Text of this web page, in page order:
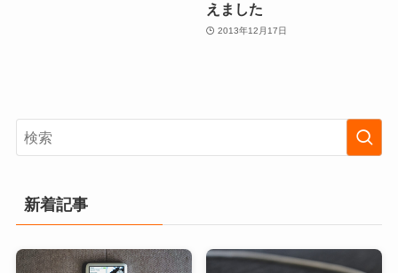
えました
2013年12月17日
新着記事